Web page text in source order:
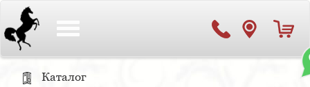
Каталог